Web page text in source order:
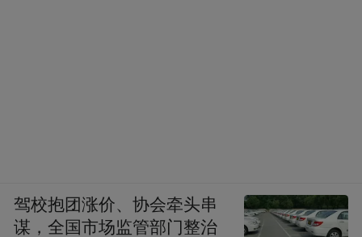
驾校抱团涨价、协会牵头串
谋，全国市场监管部门整治